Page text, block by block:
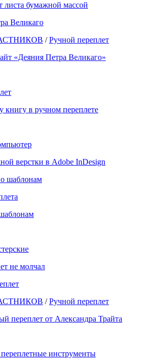
листа бумажной массой
/Ручной переплет
«Деяния Петра Великаго»
в ручном переплете
верстки в Adobe InDesign
не молчал
/Ручной переплет
переплет от Александра Трайта
инструменты